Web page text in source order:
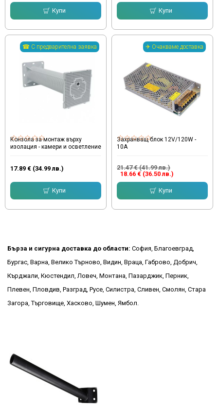
Купи Купи
☎ С предварителна заявка
Конзола за монтаж върху
изолация - камери и осветление
17.89 € (34.99 лв.)
Купи
✈ Очакваме доставка
Захранващ блок 12V/120W -
10A
18.66 € (36.50 лв.)
21.47 € (41.99 лв.)
Купи
Бърза и сигурна доставка до области: София, Благоевград,
Бургас, Варна, Велико Търново, Видин, Враца, Габрово, Добрич,
Кърджали, Кюстендил, Ловеч, Монтана, Пазарджик, Перник,
Плевен, Пловдив, Разград, Русе, Силистра, Сливен, Смолян, Стара
Загора, Търговище, Хасково, Шумен, Ямбол.